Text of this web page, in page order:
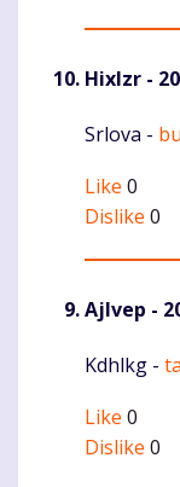
Hixlzr -
Srlova -
Like 0
Dislike 0
Ajlvep -
Kdhlkg -
Like 0
Dislike 0